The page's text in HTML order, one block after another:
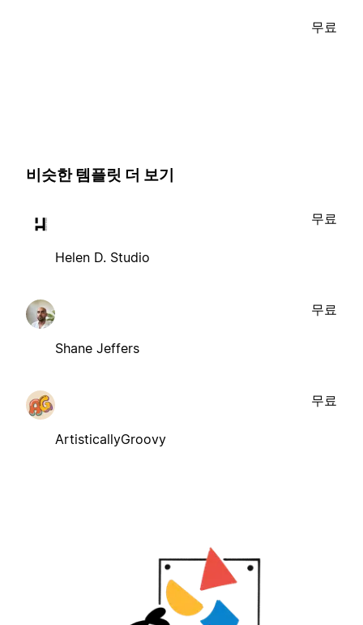
무료
비슷한 템플릿 더 보기
Helen D. Studio
무료
Shane Jeffers
무료
ArtisticallyGroovy
무료